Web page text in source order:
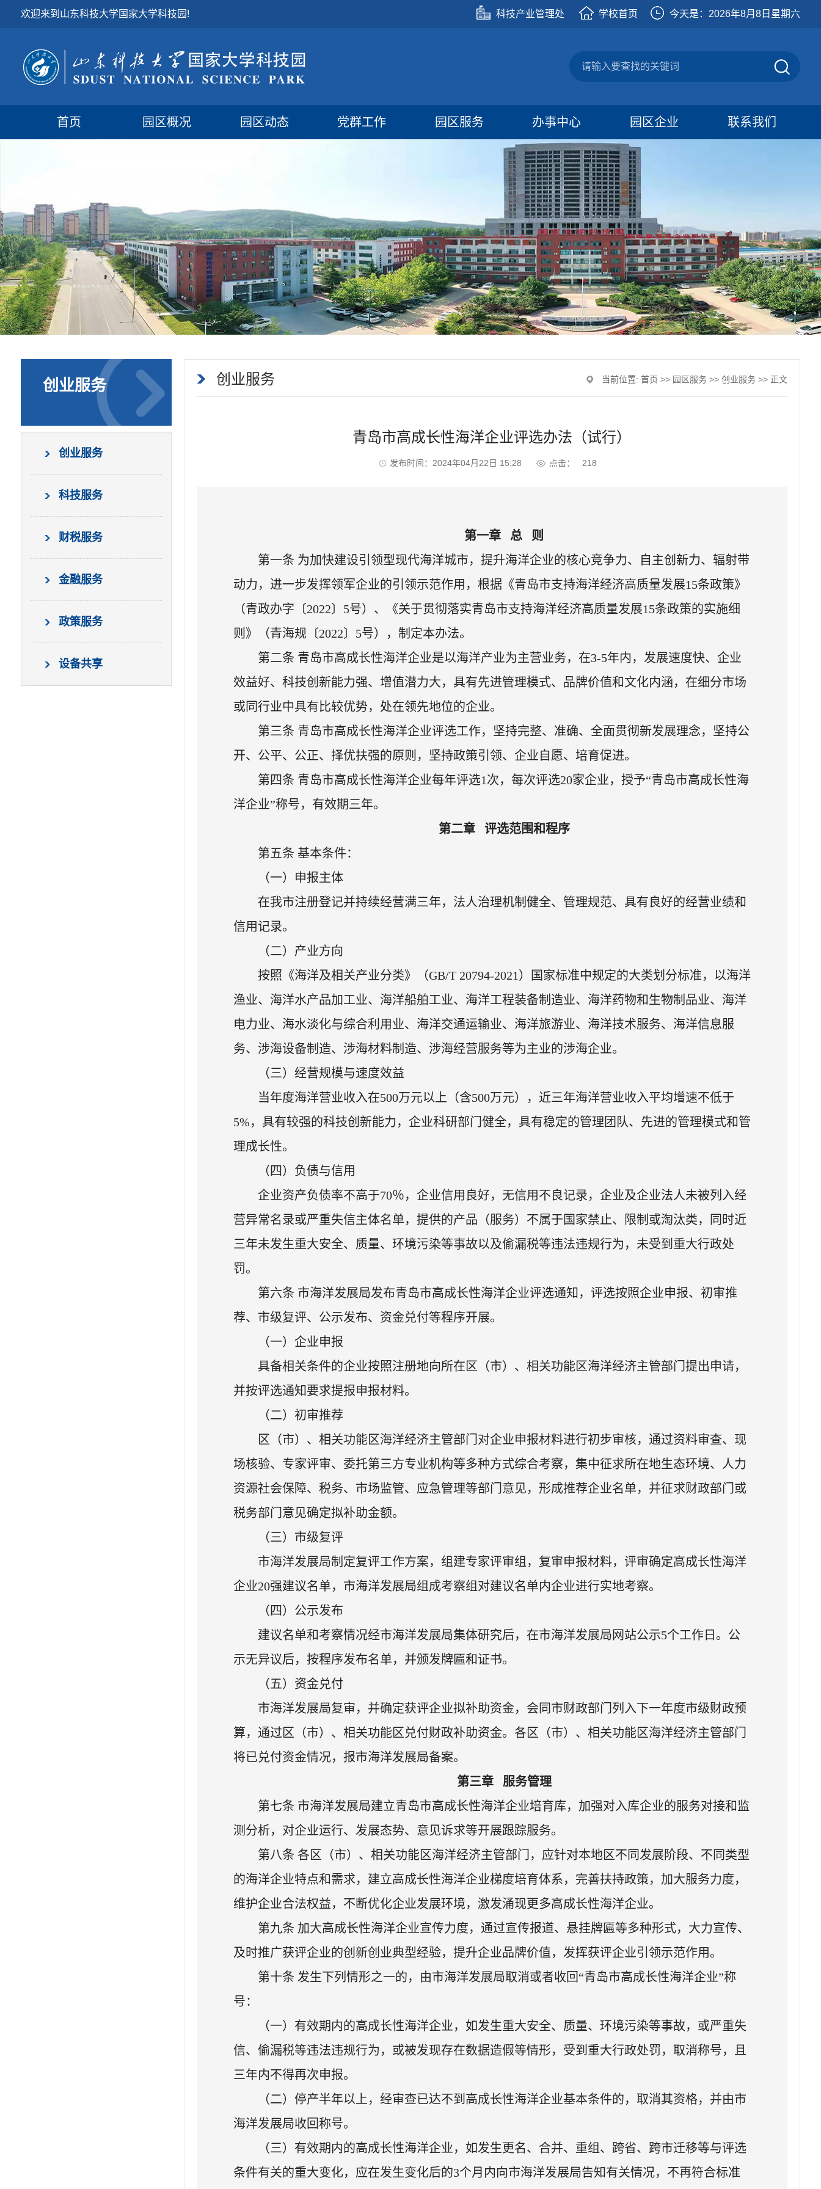
欢迎来到山东科技大学国家大学科技园! 科技产业管理处 学校首页 今天是： 2026年8月8日星期六
首页 园区概况 园区动态 党群工作 园区服务 办事中心 园区企业 联系我们
创业服务
创业服务
科技服务
财税服务
金融服务
政策服务
设备共享
创业服务 当前位置:首页 >> 园区服务 >>创业服务 >> 正文
青岛市高成长性海洋企业评选办法（试行）
发布时间：2024年04月22日 15:28 点击： 218
第一章 总 则
第一条 为加快建设引领型现代海洋城市，提升海洋企业的核心竞争力、自主创新力、辐射带
动力，进一步发挥领军企业的引领示范作用，根据《青岛市支持海洋经济高质量发展15条政策》
（青政办字〔2022〕5号）、《关于贯彻落实青岛市支持海洋经济高质量发展15条政策的实施细
则》（青海规〔2022〕5号），制定本办法。
第二条 青岛市高成长性海洋企业是以海洋产业为主营业务，在3-5年内，发展速度快、企业
效益好、科技创新能力强、增值潜力大，具有先进管理模式、品牌价值和文化内涵，在细分市场
或同行业中具有比较优势，处在领先地位的企业。
第三条 青岛市高成长性海洋企业评选工作，坚持完整、准确、全面贯彻新发展理念，坚持公
开、公平、公正、择优扶强的原则，坚持政策引领、企业自愿、培育促进。
第四条 青岛市高成长性海洋企业每年评选1次，每次评选20家企业，授予“青岛市高成长性海
洋企业”称号，有效期三年。
第二章 评选范围和程序
第五条 基本条件：
（一）申报主体
在我市注册登记并持续经营满三年，法人治理机制健全、管理规范、具有良好的经营业绩和
信用记录。
（二）产业方向
按照《海洋及相关产业分类》（GB/T 20794-2021）国家标准中规定的大类划分标准，以海洋
渔业、海洋水产品加工业、海洋船舶工业、海洋工程装备制造业、海洋药物和生物制品业、海洋
电力业、海水淡化与综合利用业、海洋交通运输业、海洋旅游业、海洋技术服务、海洋信息服
务、涉海设备制造、涉海材料制造、涉海经营服务等为主业的涉海企业。
（三）经营规模与速度效益
当年度海洋营业收入在500万元以上（含500万元），近三年海洋营业收入平均增速不低于
5%，具有较强的科技创新能力，企业科研部门健全，具有稳定的管理团队、先进的管理模式和管
理成长性。
（四）负债与信用
企业资产负债率不高于70％，企业信用良好，无信用不良记录，企业及企业法人未被列入经
营异常名录或严重失信主体名单，提供的产品（服务）不属于国家禁止、限制或淘汰类，同时近
三年未发生重大安全、质量、环境污染等事故以及偷漏税等违法违规行为，未受到重大行政处
罚。
第六条 市海洋发展局发布青岛市高成长性海洋企业评选通知，评选按照企业申报、初审推
荐、市级复评、公示发布、资金兑付等程序开展。
（一）企业申报
具备相关条件的企业按照注册地向所在区（市）、相关功能区海洋经济主管部门提出申请，
并按评选通知要求提报申报材料。
（二）初审推荐
区（市）、相关功能区海洋经济主管部门对企业申报材料进行初步审核，通过资料审查、现
场核验、专家评审、委托第三方专业机构等多种方式综合考察，集中征求所在地生态环境、人力
资源社会保障、税务、市场监管、应急管理等部门意见，形成推荐企业名单，并征求财政部门或
税务部门意见确定拟补助金额。
（三）市级复评
市海洋发展局制定复评工作方案，组建专家评审组，复审申报材料，评审确定高成长性海洋
企业20强建议名单，市海洋发展局组成考察组对建议名单内企业进行实地考察。
（四）公示发布
建议名单和考察情况经市海洋发展局集体研究后，在市海洋发展局网站公示5个工作日。公
示无异议后，按程序发布名单，并颁发牌匾和证书。
（五）资金兑付
市海洋发展局复审，并确定获评企业拟补助资金，会同市财政部门列入下一年度市级财政预
算，通过区（市）、相关功能区兑付财政补助资金。各区（市）、相关功能区海洋经济主管部门
将已兑付资金情况，报市海洋发展局备案。
第三章 服务管理
第七条 市海洋发展局建立青岛市高成长性海洋企业培育库，加强对入库企业的服务对接和监
测分析，对企业运行、发展态势、意见诉求等开展跟踪服务。
第八条 各区（市）、相关功能区海洋经济主管部门，应针对本地区不同发展阶段、不同类型
的海洋企业特点和需求，建立高成长性海洋企业梯度培育体系，完善扶持政策，加大服务力度，
维护企业合法权益，不断优化企业发展环境，激发涌现更多高成长性海洋企业。
第九条 加大高成长性海洋企业宣传力度，通过宣传报道、悬挂牌匾等多种形式，大力宣传、
及时推广获评企业的创新创业典型经验，提升企业品牌价值，发挥获评企业引领示范作用。
第十条 发生下列情形之一的，由市海洋发展局取消或者收回“青岛市高成长性海洋企业”称
号：
（一）有效期内的高成长性海洋企业，如发生重大安全、质量、环境污染等事故，或严重失
信、偷漏税等违法违规行为，或被发现存在数据造假等情形，受到重大行政处罚，取消称号，且
三年内不得再次申报。
（二）停产半年以上，经审查已达不到高成长性海洋企业基本条件的，取消其资格，并由市
海洋发展局收回称号。
（三）有效期内的高成长性海洋企业，如发生更名、合并、重组、跨省、跨市迁移等与评选
条件有关的重大变化，应在发生变化后的3个月内向市海洋发展局告知有关情况，不再符合标准